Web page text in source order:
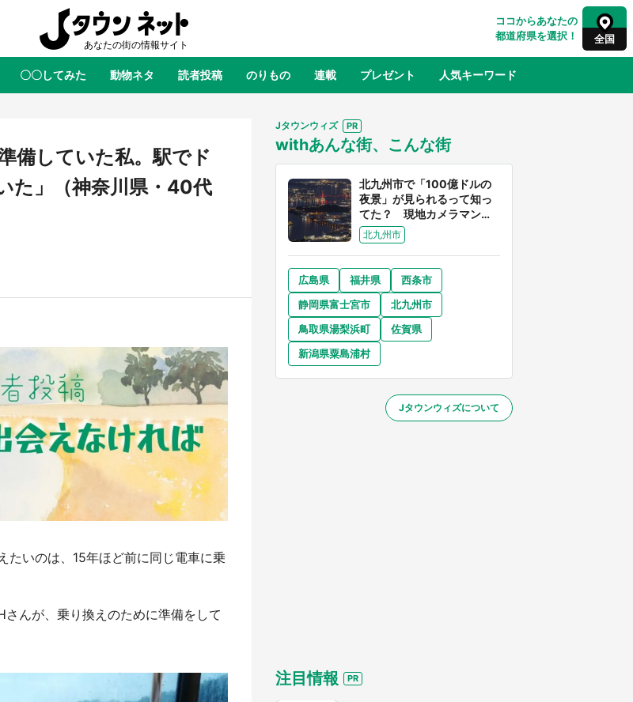
ココからあなたの
都道府県を選択！
全国
全国 全国
東北 青森 岩手 宮城 山形 福島
茨城 群馬 千葉 東京 神奈川
奈良 和歌山
山口
佐賀 長崎 大分 宮崎
〇〇してみた 動物ネタ 読者投稿 のりもの 連載 プレゼント 人気キーワード
あの時はありがとう 物語がはじまる町へ ふるさと納税
猫猫像」も【8
舗「鐘崎」コラボで限定グッズも【8
／1～31】
『小林さんちのメイドラゴン』と舞台
のモデル・越谷がコラボ 田んぼアー
トの見頃にあわせて企画続々【7／31
～】
もっとみる
備していた私。駅でド
た」（神奈川県・40代
たいのは、15年ほど前に同じ電車に乗
んが、乗り換えのために準備をして
Jタウンウィズ
withあんな街、こんな街
北九州市で「100億ドルの
夜景」が見られるって知っ
てた？ 現地カメラマンに
聞く、きらめく光を捉える
方法
北九州市
広島県 福井県
西条市
静岡県富士宮市
北九州市
鳥取県湯梨浜町
佐賀県
新潟県粟島浦村
Jタウンウィズについて
注目情報